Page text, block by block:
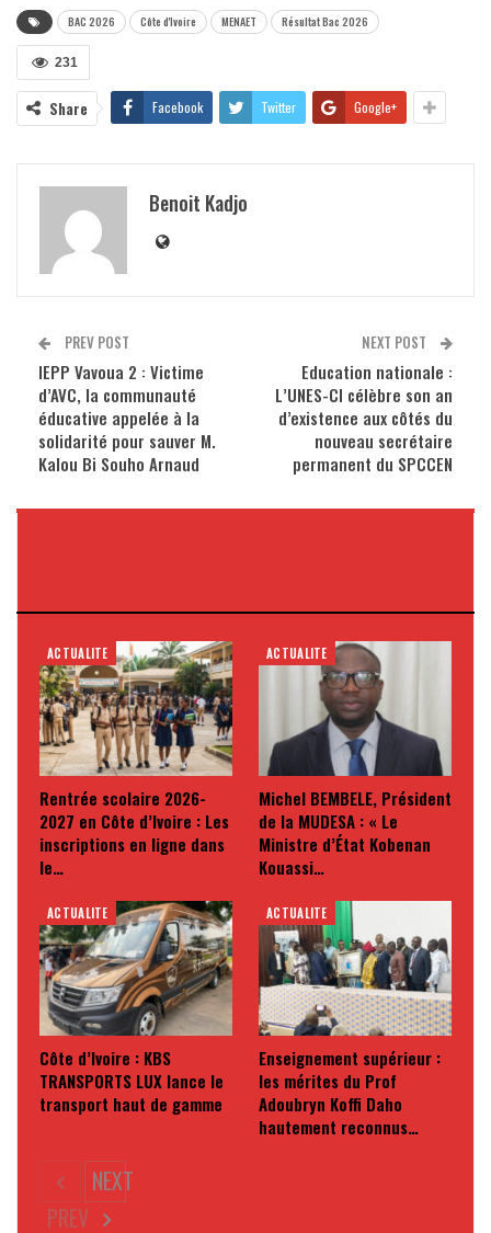
BAC 2026 Côte d'Ivoire MENAET Résultat Bac 2026
231
Share Facebook Twitter Google+
Benoit Kadjo
PREV POST
IEPP Vavoua 2 : Victime
d’AVC, la communauté
éducative appelée à la
solidarité pour sauver M.
Kalou Bi Souho Arnaud
NEXT POST
Education nationale :
L’UNES-CI célèbre son an
d’existence aux côtés du
nouveau secrétaire
permanent du SPCCEN
ACTUALITE
Rentrée scolaire 2026-
2027 en Côte d’Ivoire : Les
inscriptions en ligne dans
le…
ACTUALITE
Michel BEMBELE, Président
de la MUDESA : « Le
Ministre d’État Kobenan
Kouassi…
ACTUALITE
Côte d’Ivoire : KBS
TRANSPORTS LUX lance le
transport haut de gamme
ACTUALITE
Enseignement supérieur :
les mérites du Prof
Adoubryn Koffi Daho
hautement reconnus…
PREV
NEXT